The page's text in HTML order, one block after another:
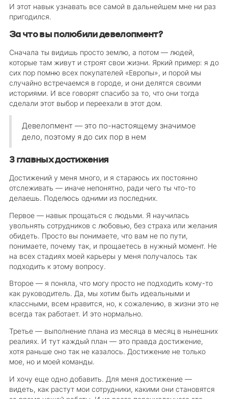
И этот навык узнавать все самой в дальнейшем мне ни раз
пригодился.
За что вы полюбили девелопмент?
Сначала ты видишь просто землю, а потом — людей,
которые там живут и строят свои жизни. Яркий пример: я до
сих пор помню всех покупателей «Европы», и порой мы
случайно встречаемся в городе, и они делятся своими
историями. И все говорят спасибо за то, что они тогда
сделали этот выбор и переехали в этот дом.
Девелопмент — это по-настоящему значимое
дело, поэтому я до сих пор в нем
3 главных достижения
Достижений у меня много, и я стараюсь их постоянно
отслеживать — иначе непонятно, ради чего ты что-то
делаешь. Поделюсь одними из последних.
Первое — навык прощаться с людьми. Я научилась
увольнять сотрудников с любовью, без страха или желания
обидеть. Просто вы понимаете, что вам не по пути,
понимаете, почему так, и прощаетесь в нужный момент. Не
на всех стадиях моей карьеры у меня получалось так
подходить к этому вопросу.
Второе — я поняла, что могу просто не подходить кому-то
как руководитель. Да, мы хотим быть идеальными и
классными, всем нравится, но, к сожалению, в жизни это не
всегда так работает. И это нормально.
Третье — выполнение плана из месяца в месяц в нынешних
реалиях. И тут каждый план — это правда достижение,
хотя раньше оно так не казалось. Достижение не только
мое, но и моей команды.
И хочу еще одно добавить. Для меня достижение —
видеть, как растут мои сотрудники, какими они становятся